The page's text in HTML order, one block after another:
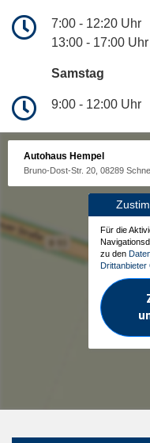
7:00 - 12:20 Uhr
13:00 - 17:00 Uhr
Samstag
9:00 - 12:00 Uhr
Autohaus Hempel
Bruno-Dost-Str. 20, 08289
Für die
zu den
Drittanbieter